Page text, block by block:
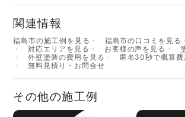
関連情報
福島市の施工例を見る 福島市の口コミを見る
対応エリアを見る
お客様の声を見る
外壁塗装の費用を見る
匿名30秒で概算費
無料見積り・お問合せ
その他の施工例